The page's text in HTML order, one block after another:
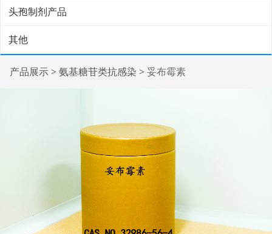
头孢制剂产品
其他
妥布霉素
产品展示> 氨基糖苷类抗感染 > 妥布霉素